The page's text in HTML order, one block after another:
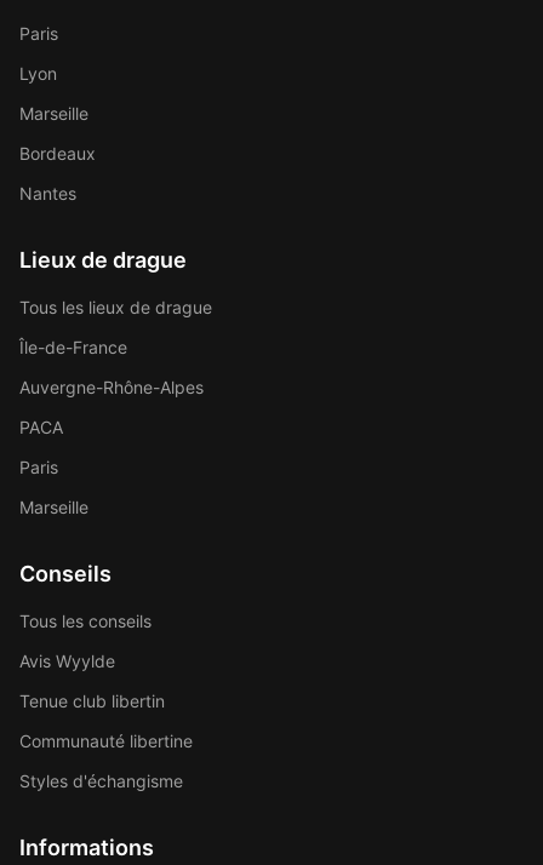
Paris
Lyon
Marseille
Bordeaux
Nantes
Lieux de drague
Tous les lieux de drague
Île-de-France
Auvergne-Rhône-Alpes
PACA
Paris
Marseille
Conseils
Tous les conseils
Avis Wyylde
Tenue club libertin
Communauté libertine
Styles d'échangisme
Informations